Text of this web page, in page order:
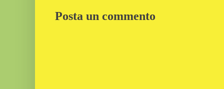
Posta un commento